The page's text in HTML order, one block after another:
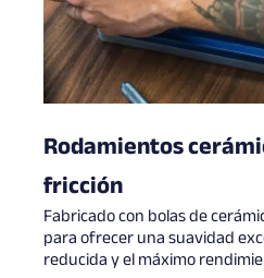
Rodamientos
fricción
Fabricado con bolas de
para ofrecer una suavidad
reducida y el máximo